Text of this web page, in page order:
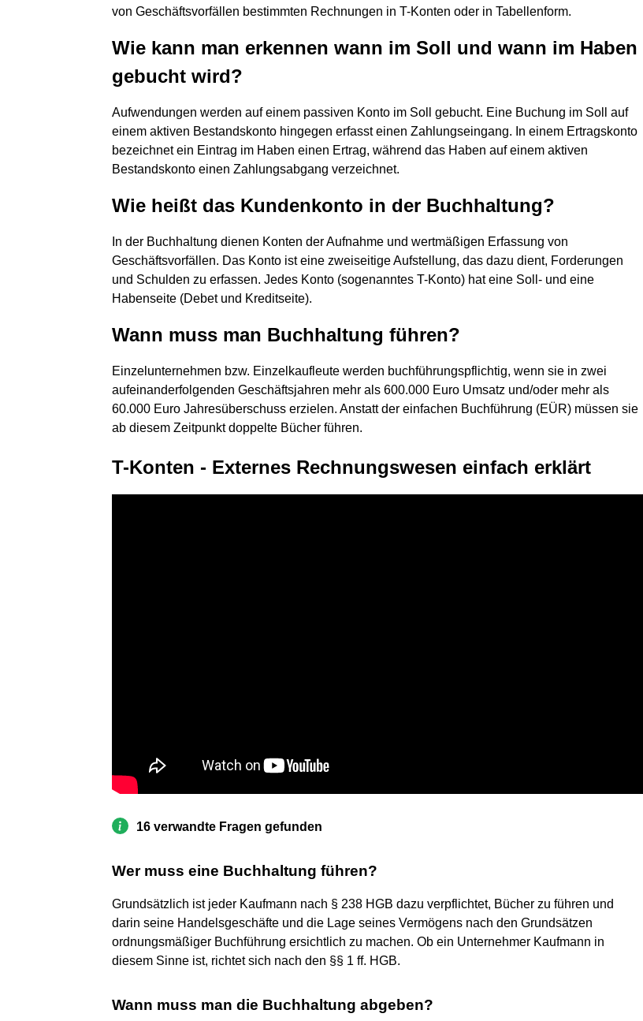
von Geschäftsvorfällen bestimmten Rechnungen in T-Konten oder in Tabellenform.
Wie kann man erkennen wann im Soll und wann im Haben
gebucht wird?
Aufwendungen werden auf einem passiven Konto im Soll gebucht. Eine Buchung im Soll auf
einem aktiven Bestandskonto hingegen erfasst einen Zahlungseingang. In einem Ertragskonto
bezeichnet ein Eintrag im Haben einen Ertrag, während das Haben auf einem aktiven
Bestandskonto einen Zahlungsabgang verzeichnet.
Wie heißt das Kundenkonto in der Buchhaltung?
In der Buchhaltung dienen Konten der Aufnahme und wertmäßigen Erfassung von
Geschäftsvorfällen. Das Konto ist eine zweiseitige Aufstellung, das dazu dient, Forderungen
und Schulden zu erfassen. Jedes Konto (sogenanntes T-Konto) hat eine Soll- und eine
Habenseite (Debet und Kreditseite).
Wann muss man Buchhaltung führen?
Einzelunternehmen bzw. Einzelkaufleute werden buchführungspflichtig, wenn sie in zwei
aufeinanderfolgenden Geschäftsjahren mehr als 600.000 Euro Umsatz und/oder mehr als
60.000 Euro Jahresüberschuss erzielen. Anstatt der einfachen Buchführung (EÜR) müssen sie
ab diesem Zeitpunkt doppelte Bücher führen.
T-Konten - Externes Rechnungswesen einfach erklärt
16 verwandte Fragen gefunden
Wer muss eine Buchhaltung führen?
Grundsätzlich ist jeder Kaufmann nach § 238 HGB dazu verpflichtet, Bücher zu führen und
darin seine Handelsgeschäfte und die Lage seines Vermögens nach den Grundsätzen
ordnungsmäßiger Buchführung ersichtlich zu machen. Ob ein Unternehmer Kaufmann in
diesem Sinne ist, richtet sich nach den §§ 1 ff. HGB.
Wann muss man die Buchhaltung abgeben?